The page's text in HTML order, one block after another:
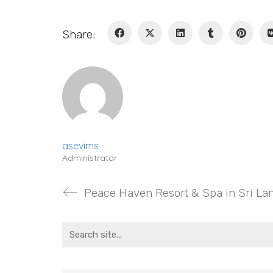
Share:
asevims
Administrator
Peace Haven Resort & Spa in Sri
for: